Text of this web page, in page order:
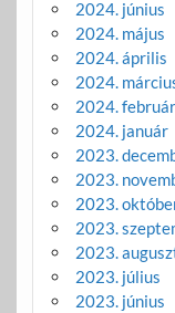
2024. június
2024. május
2024. április
2024.
2024. február
2024. január
2023.
2023.
2023.
2023.
2023.
2023. július
2023. június